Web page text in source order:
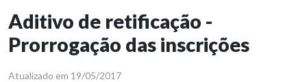
Aditivo de retificação -
Prorrogação das inscrições
Atualizado em 19/05/2017